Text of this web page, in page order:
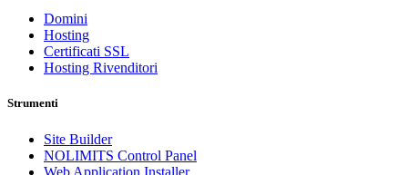
Domini
Hosting
Certificati SSL
Hosting Rivenditori
Strumenti
Site Builder
NOLIMITS Control Panel
Web Application Installer